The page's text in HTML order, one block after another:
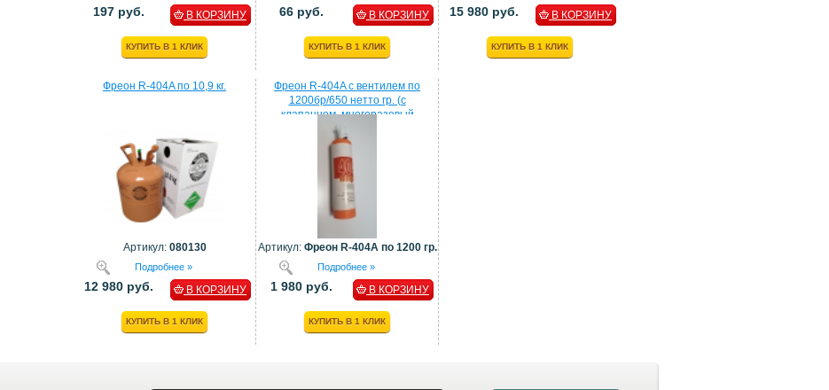
197 руб. В КОРЗИНУ
КУПИТЬ В 1 КЛИК
66 руб. В КОРЗИНУ
КУПИТЬ В 1 КЛИК
15 980 руб. В КОРЗИНУ
КУПИТЬ В 1 КЛИК
Фреон R-404A по 10,9 кг.
Артикул: 080130
Подробнее »
12 980 руб. В КОРЗИНУ
КУПИТЬ В 1 КЛИК
Фреон R-404A с вентилем по
1200бр/650 нетто гр. (с
клапанном, многоразовый
балон)
Артикул: Фреон R-404A по 1200 гр.
Подробнее »
1 980 руб. В КОРЗИНУ
КУПИТЬ В 1 КЛИК